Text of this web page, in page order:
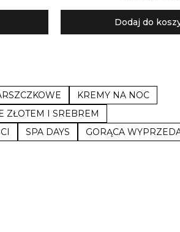
Dodaj do
KREMY NA NOC
ZŁOTEM I SREBREM
SPA DAYS GORĄCA